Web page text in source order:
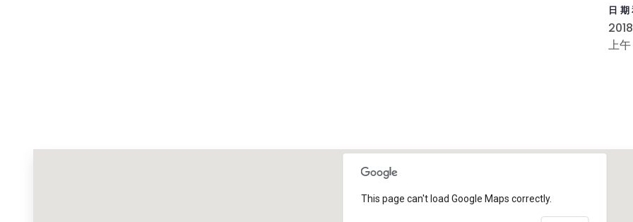
日
上
This page can't load Google Maps correctly.